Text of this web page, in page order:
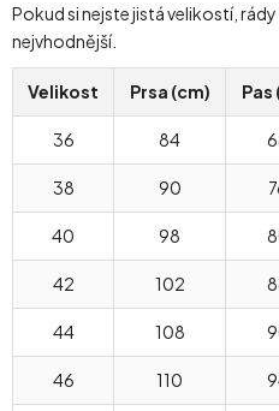
Pokud si nejste jistá velikostí,
nejvhodnější.
Velikost Prsa (cm) Pas
36 84
38 90
40 98
42 102
44 108
46 110